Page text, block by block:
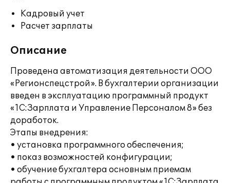
Кадровый учет
Расчет зарплаты
Описание
Проведена автоматизация деятельности ООО
«Регионспецстрой». В бухгалтерии организации
введен в эксплуатацию программный продукт
«1С:Зарплата и Управление Персоналом 8» без
доработок.
Этапы внедрения:
• установка программного обеспечения;
• показ возможностей конфигурации;
• обучение бухгалтера основным приемам